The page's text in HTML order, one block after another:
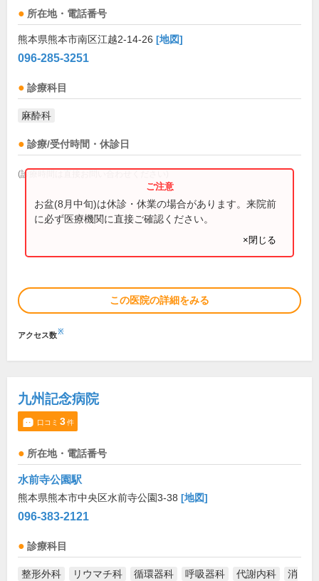
所在地・電話番号
熊本県熊本市南区江越2-14-26 [地図]
096-285-3251
診療科目
麻酔科
診療/受付時間・休診日
(診療時間は直接お問い合わせください)
お盆(8月中旬)は休診・休業の場合があります。来院前
に必ず医療機関に直接ご確認ください。
×閉じる
この医院の詳細をみる
アクセス数※
九州記念病院
口コミ 3件
所在地・電話番号
水前寺公園駅
熊本県熊本市中央区水前寺公園3-38 [地図]
096-383-2121
診療科目
整形外科 リウマチ科 循環器科 呼吸器科 代謝内科
消